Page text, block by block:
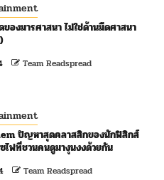
องมารศาสนา ไม่ใช่ด้านมืดศาสนา
Team Readspread
ปัญหาสุดคลาสสิกของนักฟิสิกส์
ไฟที่ชวนคนดูมางุนงงด้วยกัน
Team Readspread